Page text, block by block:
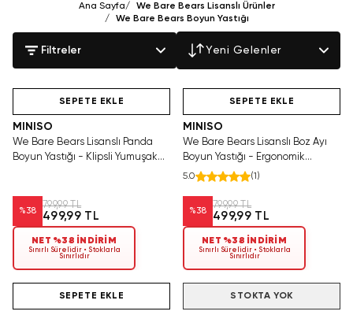
Ana Sayfa/
We Bare Bears Lisanslı Ürünler
/
We Bare Bears Boyun Yastığı
Filtreler Yeni Gelenler
Tükenmeden Satın Al
SEPETE EKLE
MINISO
We Bare Bears Lisanslı Panda
Boyun Yastığı - Klipsli Yumuşak
%38
799,99 TL
499,99 TL
NET %38 İNDİRİM
Sınırlı Sürelidir • Stoklarla
Sınırlıdır
SEPETE EKLE
MINISO
We Bare Bears Lisanslı Boz Ayı
Boyun Yastığı - Ergonomik
Destekli Yumuşak Dokulu
5.0 (1 )
%38
799,99 TL
499,99 TL
NET %38 İNDİRİM
Sınırlı Sürelidir • Stoklarla
Sınırlıdır
SEPETE EKLE STOKTA YOK